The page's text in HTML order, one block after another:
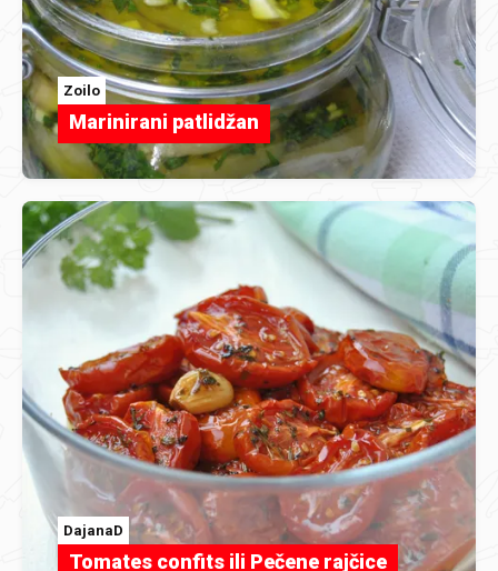
Zoilo
Marinirani patlidžan
DajanaD
Tomates confits ili Pečene rajčice